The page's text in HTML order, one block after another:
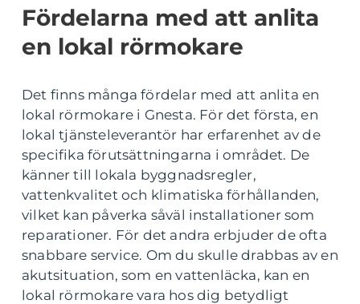
Fördelarna med att anlita
en lokal rörmokare
Det finns många fördelar med att anlita en
lokal rörmokare i Gnesta. För det första, en
lokal tjänsteleverantör har erfarenhet av de
specifika förutsättningarna i området. De
känner till lokala byggnadsregler,
vattenkvalitet och klimatiska förhållanden,
vilket kan påverka såväl installationer som
reparationer. För det andra erbjuder de ofta
snabbare service. Om du skulle drabbas av en
akutsituation, som en vattenläcka, kan en
lokal rörmokare vara hos dig betydligt